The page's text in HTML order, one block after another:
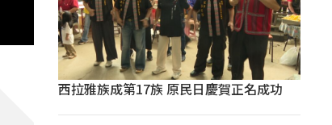
西拉雅族成第17族 原民日慶賀正名成功